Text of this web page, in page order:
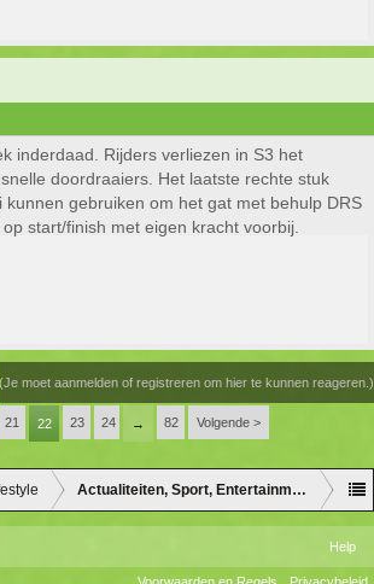
inderdaad. Rijders verliezen in S3 het
doordraaiers. Het laatste rechte stuk
kunnen gebruiken om het gat met behulp DRS
start/finish met eigen kracht voorbij.
(Je moet aanmelden of registreren om hier te kunnen reageren.)
21 22 23 24 → 82 Volgende >
Actualiteiten, Sport, Entertainment en
Help